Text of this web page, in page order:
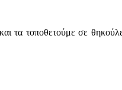
τα τοποθετούμε σε